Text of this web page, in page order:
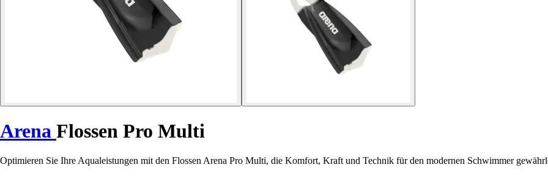
Arena Flossen Pro Multi
Optimieren Sie Ihre Aqualeistungen mit den Flossen Arena Pro Multi, die Komfort, Kraft und Technik für den modernen Schwimmer